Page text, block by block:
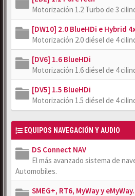
Motorización 1.2 Turbo de 3
[DW10] 2.0 BlueHDi e Hybrid
Motorización 2.0 diésel de 4
[DV6] 1.6 BlueHDi
Motorización 1.6 diésel de 4
[DV5] 1.5 BlueHDi
Motorización 1.5 diésel de 4
EQUIPOS NAVEGACIÓN Y AUDIO
DS Connect NAV
El más avanzado sistema de
Automobiles.
SMEG+, RT6, MyWay y eMyWay.